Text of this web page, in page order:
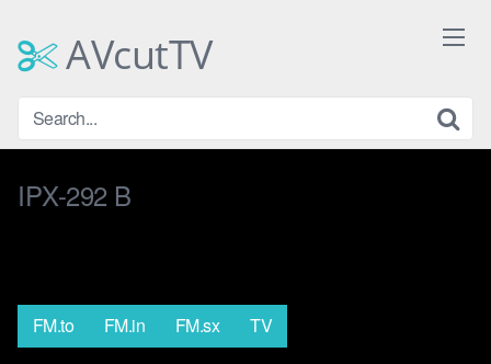
contentAVcutTV
IPX-292 B
FM.to FM.in FM.sx TV